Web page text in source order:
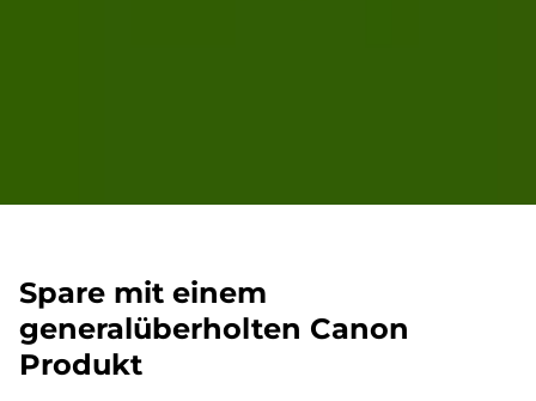
Spare mit einem
generalüberholten Canon
Produkt